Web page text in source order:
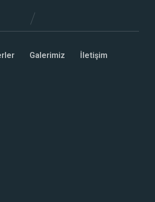
Galerimiz İletişim